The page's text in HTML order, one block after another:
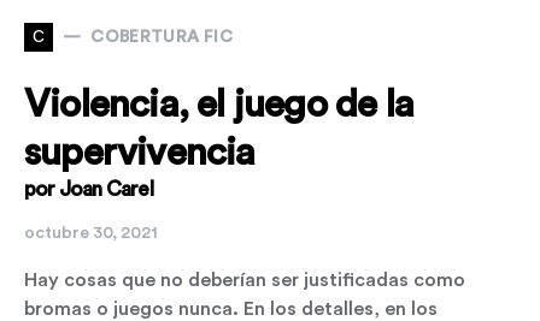
C COBERTURA FIC
Violencia, el juego de la
supervivencia
por Joan Carel
octubre 30, 2021
Hay cosas que no deberían ser justificadas como
bromas o juegos nunca. En los detalles, en los